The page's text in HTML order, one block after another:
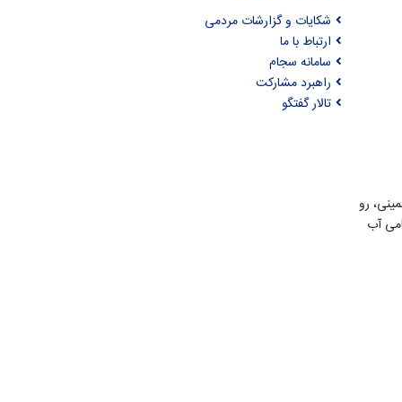
شکایات و گزارشات مردمی
ارتباط با ما
سامانه سجام
راهبرد مشارکت
تالار گفتگو
رو
آب